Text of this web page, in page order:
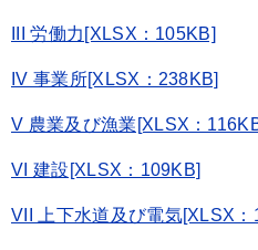
III 労働力[XLSX：105KB]
IV 事業所[XLSX：238KB]
V 農業及び漁業[XLSX：
VI 建設[XLSX：109KB]
VII 上下水道及び電気[XLSX：